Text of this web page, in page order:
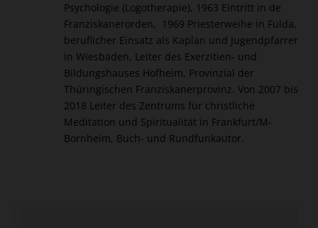
Psychologie (Logotherapie), 1963 Eintritt in de
Franziskanerorden, 1969 Priesterweihe in Fulda,
beruflicher Einsatz als Kaplan und Jugendpfarrer
in Wiesbaden, Leiter des Exerzitien- und
Bildungshauses Hofheim, Provinzial der
Thüringischen Franziskanerprovinz. Von 2007 bis
2018 Leiter des Zentrums für christliche
Meditation und Spiritualität in Frankfurt/M-
Bornheim, Buch- und Rundfunkautor.